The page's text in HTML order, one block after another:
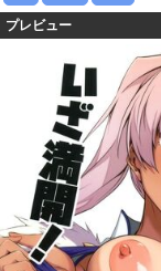
プレビュー